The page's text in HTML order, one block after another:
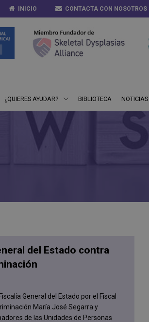
INICIO CONTACTA CON NOSOTROS
¿QUIERES AYUDAR? BIBLIOTECA NOTICIAS
del Estado contra
General del Estado por el Fiscal
María José Segarra y
de las Unidades de Personas